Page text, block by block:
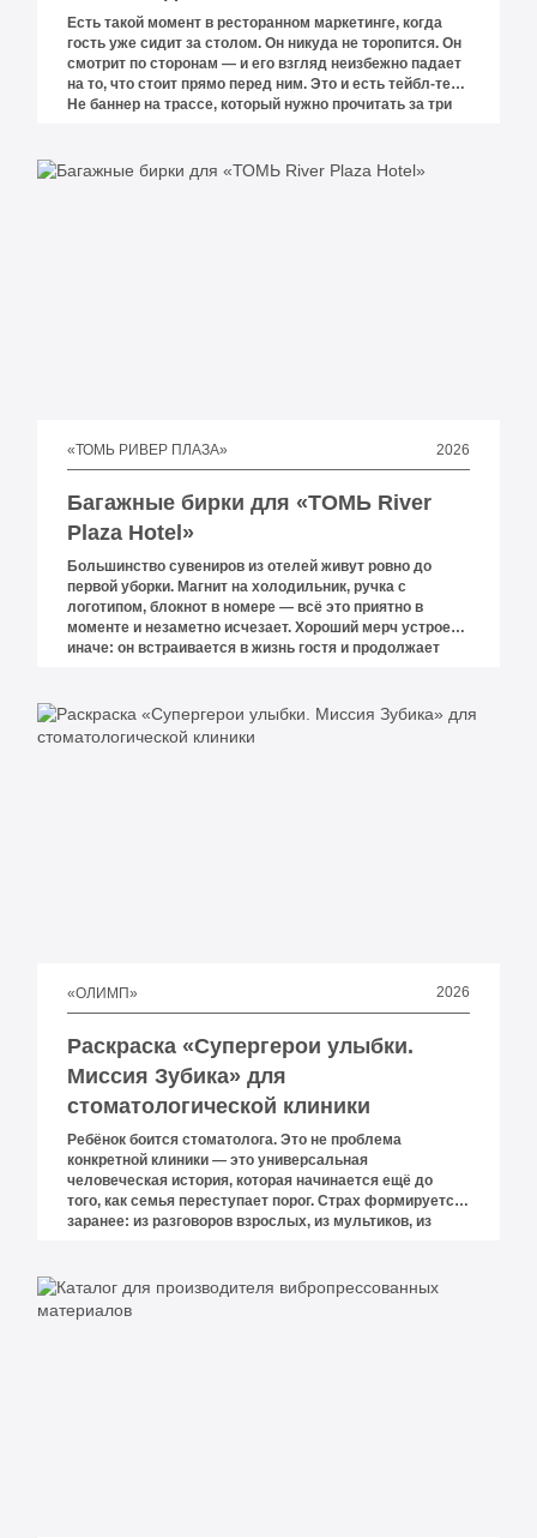
Есть такой момент в ресторанном маркетинге, когда
гость уже сидит за столом. Он никуда не торопится. Он
смотрит по сторонам — и его взгляд неизбежно падает
на то, что стоит прямо перед ним. Это и есть тейбл-тент.
Не баннер на трассе, который нужно прочитать за три
время.
«ТОМЬ РИВЕР ПЛАЗА» 2026
Багажные бирки для «ТОМЬ River
Plaza Hotel»
Большинство сувениров из отелей живут ровно до
первой уборки. Магнит на холодильник, ручка с
логотипом, блокнот в номере — всё это приятно в
моменте и незаметно исчезает. Хороший мерч устроен
иначе: он встраивается в жизнь гостя и продолжает
«ОЛИМП» 2026
Раскраска «Супергерои улыбки.
Миссия Зубика» для
стоматологической клиники
Ребёнок боится стоматолога. Это не проблема
конкретной клиники — это универсальная
человеческая история, которая начинается ещё до
того, как семья переступает порог. Страх формируется
заранее: из разговоров взрослых, из мультиков, из
решил, что будет страшно.